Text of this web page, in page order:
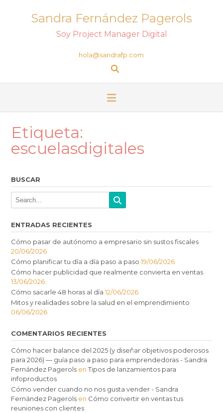
Sandra Fernández Pagerols
Soy Project Manager Digital
hola@sandrafp.com
Etiqueta:
escuelasdigitales
BUSCAR
ENTRADAS RECIENTES
Cómo pasar de autónomo a empresario sin sustos fiscales
20/06/2026
Cómo planificar tu día a día paso a paso 19/06/2026
Cómo hacer publicidad que realmente convierta en ventas
13/06/2026
Cómo sacarle 48 horas al día 12/06/2026
Mitos y realidades sobre la salud en el emprendimiento
06/06/2026
COMENTARIOS RECIENTES
Cómo hacer balance del 2025 (y diseñar objetivos poderosos
para 2026) — guía paso a paso para emprendedoras - Sandra
Fernández Pagerols enTipos de lanzamientos para
infoproductos
Cómo vender cuando no nos gusta vender - Sandra
Fernández Pagerols en Cómo convertir en ventas tus
reuniones con clientes